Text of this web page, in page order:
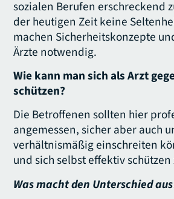
sozialen Berufen erschreckend
der heutigen Zeit keine
machen Sicherheitskonzepte
Ärzte notwendig.
Wie kann man sich als Arzt
schützen?
Die Betroffenen sollten hier
angemessen, sicher aber auch
verhältnismäßig einschreiten
und sich selbst effektiv
Was macht den Unterschied